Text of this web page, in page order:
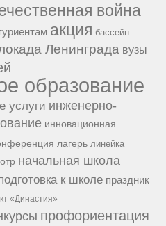
война
акция бассейн
Ленинграда вузы
образование
услуги инженерно-
инновационная
лагерь линейка
начальная школа
к школе праздник
«Династия»
профориентация